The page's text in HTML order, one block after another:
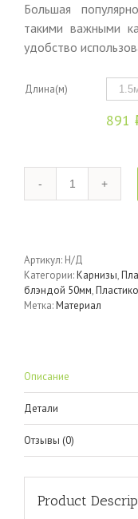
Большая
такими важными
удобство
Длина(м)
891
Артикул: Н/Д
Категории:Карнизы,
блэндой 50мм,
Метка:Материал
Описание
Детали
Отзывы (0)
Product